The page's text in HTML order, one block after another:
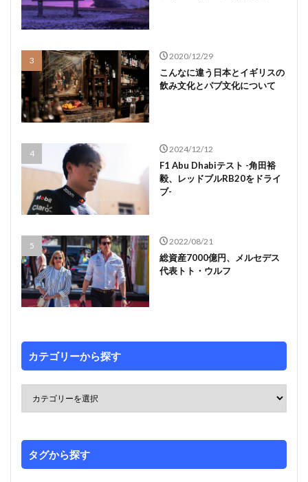
2020/12/29
こんなに違う日本とイギリスの
飲み文化とパブ文化について
2024/12/12
F1 Abu Dhabiテスト -角田裕
毅、レッドブルRB20をドライ
ブ-
2022/08/21
総資産7000億円、メルセデス
代表トト・ウルフ
カテゴリーから探す
タグから探す